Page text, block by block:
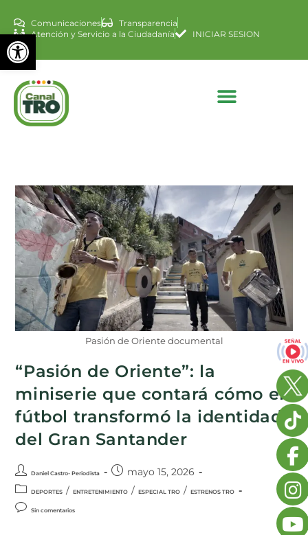
Abrir barra de
Comunicaciones
Transparencia
Atención y Servicio a la Ciudadanía
INICIAR SESION
Pasión de Oriente documental
“Pasión de Oriente”: la
miniserie que contará cómo el
fútbol transformó la identidad
del Gran Santander
Daniel Castro- Periodista mayo 15, 2026
DEPORTES / ENTRETENIMIENTO / ESPECIAL TRO / ESTRENOS TRO
Sin comentarios